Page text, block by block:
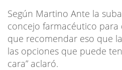
Según Martino Ante la
concejo farmacéutico para
que recomendar eso que
las opciones que puede
cara” aclaró.